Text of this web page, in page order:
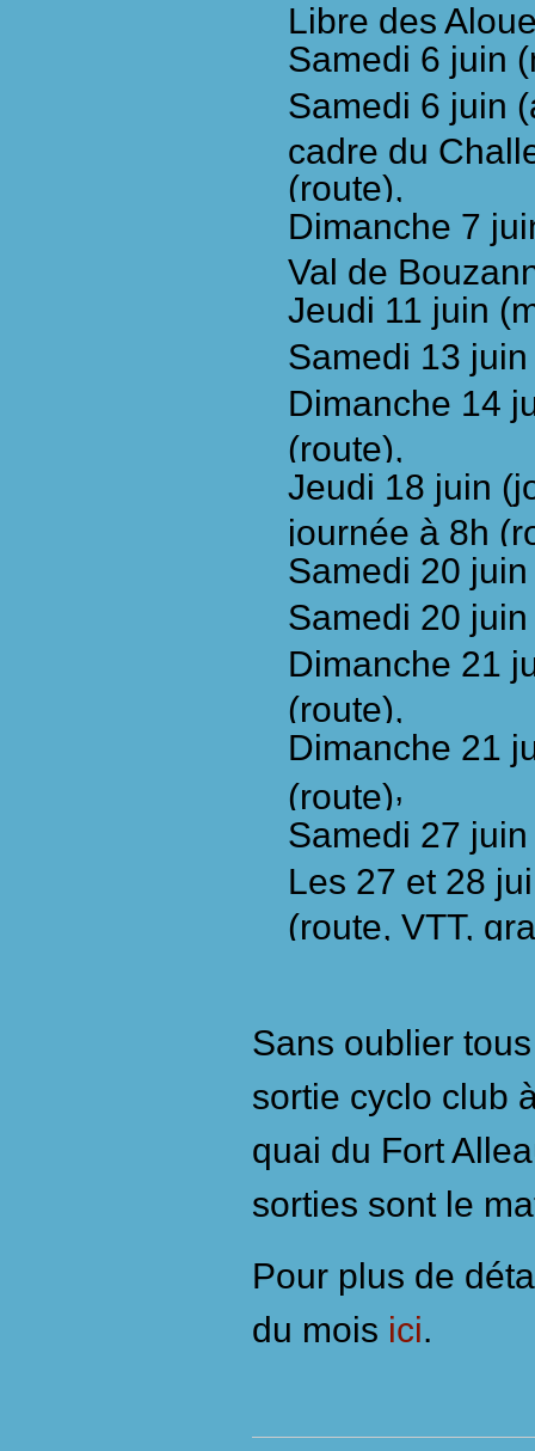
Libre des
Samedi 6 juin
Samedi 6 juin
cadre du
(route),
Dimanche 7
Val de
Jeudi 11 juin
Samedi 13
Dimanche 14
(route),
Jeudi 18 juin
journée à 8h
Samedi 20
Samedi 20
Dimanche 21
(route),
Dimanche 21
(route),
Samedi 27
Les 27 et 28
(route, VTT,
Sans oublier
sortie cyclo club
quai du Fort
sorties sont le
Pour plus de
du mois ici.